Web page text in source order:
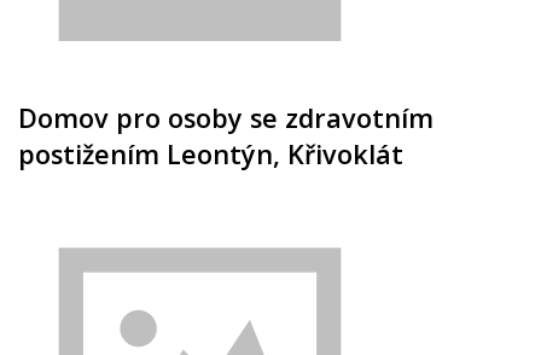
Domov pro osoby se zdravotním
postižením Leontýn, Křivoklát